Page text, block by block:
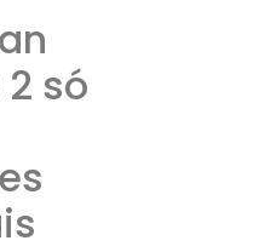
só